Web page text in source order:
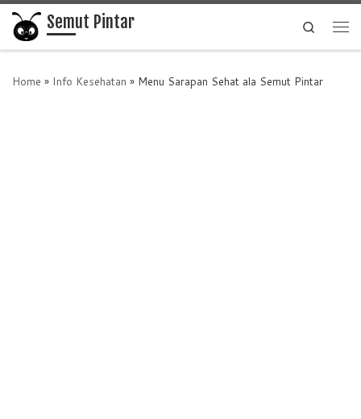
Skip to content
Semut Pintar
Search
Home » Info Kesehatan » Menu Sarapan Sehat ala Semut Pintar